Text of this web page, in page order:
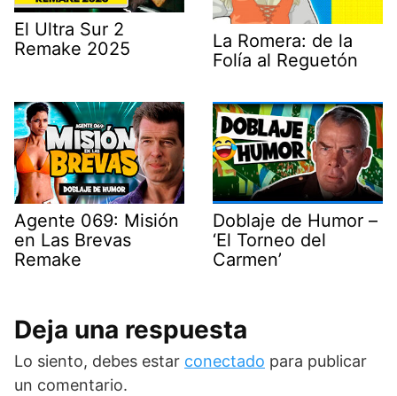
El Ultra Sur 2
Remake 2025
La Romera: de la
Folía al Reguetón
Agente 069: Misión
en Las Brevas
Remake
Doblaje de Humor –
‘El Torneo del
Carmen’
Deja una respuesta
Lo siento, debes estar conectado para publicar
un comentario.